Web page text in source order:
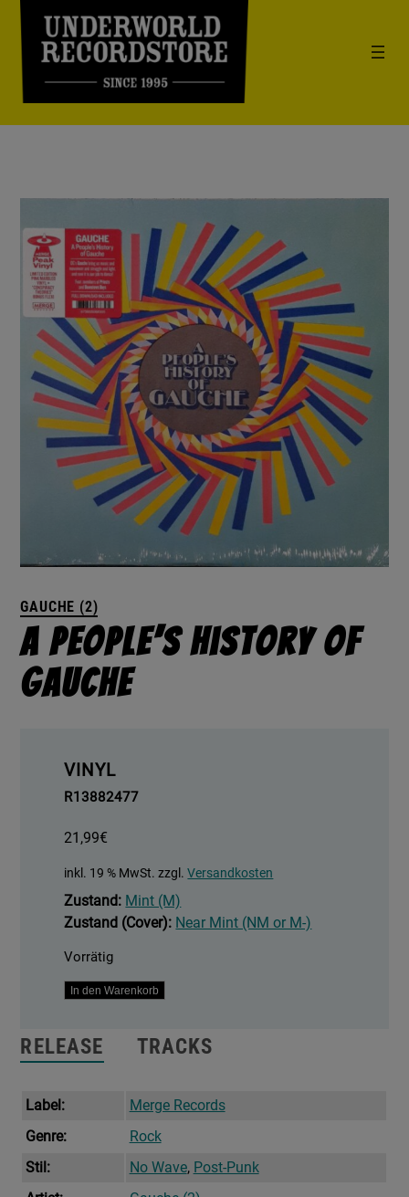
GAUCHE (2)
A People’s History Of
Gauche
VINYL
R13882477
21,99€
inkl. 19 % MwSt. zzgl.Versandkosten
Zustand: Mint (M)
Zustand (Cover): Near Mint (NM or M-)
Vorrätig
A
History
Of
Menge
In den Warenkorb
RELEASE TRACKS
Label:
Merge Records
Genre:
Rock
Stil:
No Wave, Post-Punk